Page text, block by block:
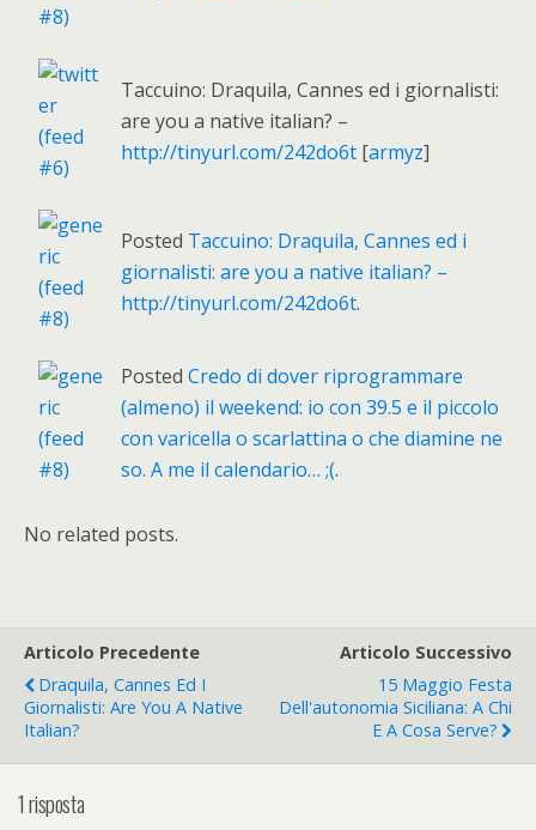
Taccuino: Draquila, Cannes ed i giornalisti:
are you a native italian? –
http://tinyurl.com/242do6t [armyz]
Posted Taccuino: Draquila, Cannes ed i
giornalisti: are you a native italian? –
http://tinyurl.com/242do6t.
Posted Credo di dover riprogrammare
(almeno) il weekend: io con 39.5 e il piccolo
con varicella o scarlattina o che diamine ne
so. A me il calendario… ;(.
No related posts.
Articolo Precedente
Draquila, Cannes Ed I
Giornalisti: Are You A Native
Italian?
Articolo Successivo
15 Maggio Festa
Dell'autonomia Siciliana: A Chi
E A Cosa Serve?
1 risposta